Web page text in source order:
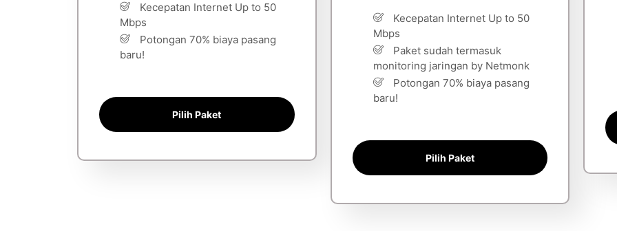
Kecepatan Internet Up to 50
Mbps
Potongan 70% biaya pasang
baru!
Pilih Paket
Kecepatan Internet Up to 50
Mbps
Paket sudah termasuk
monitoring jaringan by Netmonk
Potongan 70% biaya pasang
baru!
Pilih Paket